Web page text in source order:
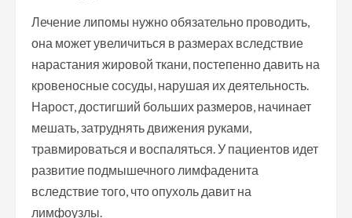
Лечение липомы нужно обязательно проводить,
она может увеличиться в размерах вследствие
нарастания жировой ткани, постепенно давить на
кровеносные сосуды, нарушая их деятельность.
Нарост, достигший больших размеров, начинает
мешать, затруднять движения руками,
травмироваться и воспаляться. У пациентов идет
развитие подмышечного лимфаденита
вследствие того, что опухоль давит на
лимфоузлы.